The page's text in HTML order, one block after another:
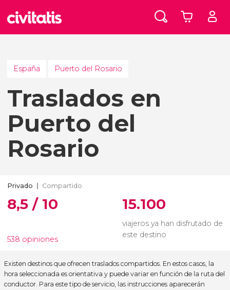
España Puerto del Rosario
Traslados en
Puerto del
Rosario
Privado Compartido
8,5 / 10
538 opiniones
15.100
viajeros ya han disfrutado de
este destino
Existen destinos que ofrecen traslados compartidos. En estos casos, la
hora seleccionada es orientativa y puede variar en función de la ruta del
conductor. Para este tipo de servicio, las instrucciones aparecerán